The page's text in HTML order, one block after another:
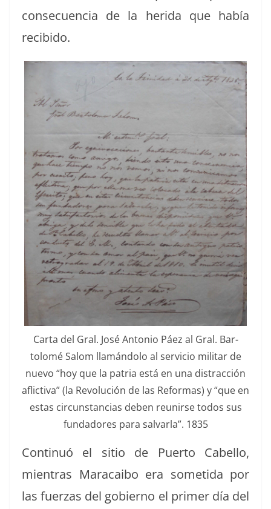
con­se­cuen­cia de la heri­da que había
recibido.
Car­ta del Gral. José Anto­nio Páez al Gral. Bar­
tolomé Salom llamán­do­lo al ser­vi­cio mil­i­tar de
nue­vo “hoy que la patria está en una dis­trac­ción
aflic­ti­va” (la Rev­olu­ción de las Refor­mas) y “que en
estas cir­cun­stan­cias deben reunirse todos sus
fun­dadores para sal­var­la”. 1835
Con­tin­uó el sitio de Puer­to Cabel­lo,
mien­tras Mara­cai­bo era someti­da por
las fuerzas del gob­ier­no el primer día del